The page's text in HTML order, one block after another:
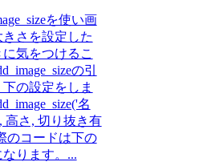
を使い画
さを設定した
気をつけるこ
の引
の設定をしま
名
高さ, 切り抜き有
のコードは下の
なります。...